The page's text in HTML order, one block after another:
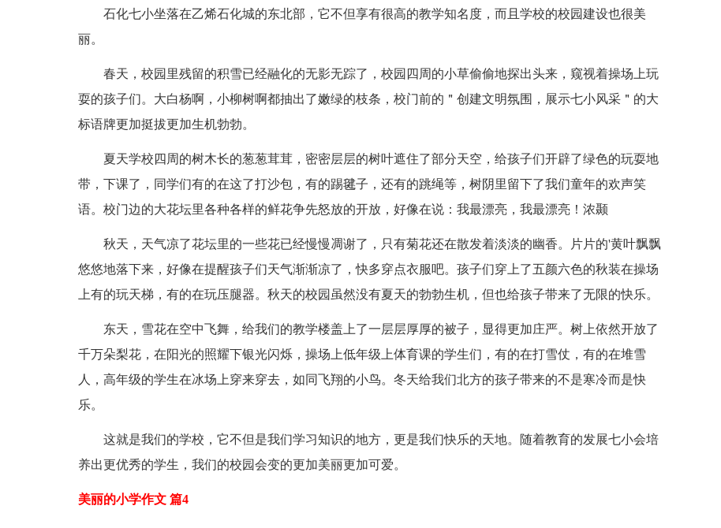
石化七小坐落在乙烯石化城的东北部，它不但享有很高的教学知名度，而且学校的校园建设也很美
丽。
春天，校园里残留的积雪已经融化的无影无踪了，校园四周的小草偷偷地探出头来，窥视着操场上玩
耍的孩子们。大白杨啊，小柳树啊都抽出了嫩绿的枝条，校门前的＂创建文明氛围，展示七小风采＂的大
标语牌更加挺拔更加生机勃勃。
夏天学校四周的树木长的葱葱茸茸，密密层层的树叶遮住了部分天空，给孩子们开辟了绿色的玩耍地
带，下课了，同学们有的在这了打沙包，有的踢毽子，还有的跳绳等，树阴里留下了我们童年的欢声笑
语。校门边的大花坛里各种各样的鲜花争先怒放的开放，好像在说：我最漂亮，我最漂亮！浓颞
秋天，天气凉了花坛里的一些花已经慢慢凋谢了，只有菊花还在散发着淡淡的幽香。片片的'黄叶飘飘
悠悠地落下来，好像在提醒孩子们天气渐渐凉了，快多穿点衣服吧。孩子们穿上了五颜六色的秋装在操场
上有的玩天梯，有的在玩压腿器。秋天的校园虽然没有夏天的勃勃生机，但也给孩子带来了无限的快乐。
东天，雪花在空中飞舞，给我们的教学楼盖上了一层层厚厚的被子，显得更加庄严。树上依然开放了
千万朵梨花，在阳光的照耀下银光闪烁，操场上低年级上体育课的学生们，有的在打雪仗，有的在堆雪
人，高年级的学生在冰场上穿来穿去，如同飞翔的小鸟。冬天给我们北方的孩子带来的不是寒冷而是快
乐。
这就是我们的学校，它不但是我们学习知识的地方，更是我们快乐的天地。随着教育的发展七小会培
养出更优秀的学生，我们的校园会变的更加美丽更加可爱。
美丽的小学作文 篇4